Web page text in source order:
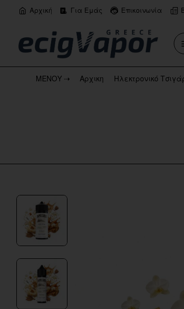
Αρχική Για Εμάς Επικοινωνία
ΜΕΝΟΥ ⇢ Αρχικη Ηλεκτρονικό